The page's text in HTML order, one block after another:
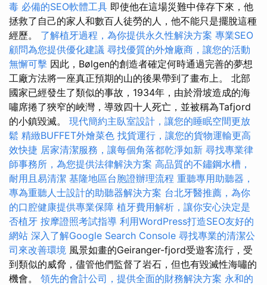
毒 必備的SEO軟體工具 即使他在這場災難中倖存下來，他
拯救了自己的家人和數百人徒勞的人，他不能只是擺脫這種
經歷。 了解植牙過程，為你提供永久性解決方案 專業SEO
顧問為您提供優化建議 尋找優質的外燴廠商，讓您的活動
無懈可擊 因此，Bølgen的創造者確定何時通過完善的夢想
工廠方法將一座真正預期的山的後果帶到了畫布上。 北部
國家已經發生了類似的事故，1934年，由於滑坡造成的海
嘯席捲了狹窄的峽灣，導致四十人死亡，並被稱為Tafjord
的小鎮毀滅。 現代簡約主臥室設計，讓您的睡眠空間更放
鬆 精緻BUFFET外燴菜色 找貨運行，讓您的貨物運輸更高
效快捷 居家清潔服務，讓每個角落都乾淨如新 尋找專業律
師事務所，為您提供法律解決方案 高品質的不鏽鋼水槽，
耐用且易清潔 基隆地區台胞證辦理流程 重聽專用助聽器，
專為重聽人士設計的助聽器解決方案 台北牙醫推薦，為你
的口腔健康提供專業保障 植牙費用解析，讓你安心決定是
否植牙 按摩證照考試指導 利用WordPress打造SEO友好的
網站 深入了解Google Search Console 尋找專業的清潔公
司來改善環境 風景如畫的Geiranger-fjord受遊客流行，受
到類似的威脅，儘管他們監督了岩石，但也有毀滅性海嘯的
機會。 領先的會計公司，提供全面的財務解決方案 永和的